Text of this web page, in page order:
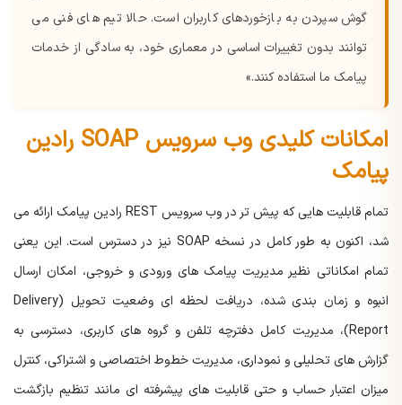
گوش سپردن به بازخوردهای کاربران است. حالا تیم های فنی می
توانند بدون تغییرات اساسی در معماری خود، به سادگی از خدمات
پیامک ما استفاده کنند.»
امکانات کلیدی وب سرویس SOAP رادین
پیامک
تمام قابلیت هایی که پیش تر در وب سرویس REST رادین پیامک ارائه می
شد، اکنون به طور کامل در نسخه SOAP نیز در دسترس است. این یعنی
تمام امکاناتی نظیر مدیریت پیامک های ورودی و خروجی، امکان ارسال
انبوه و زمان بندی شده، دریافت لحظه ای وضعیت تحویل (Delivery
Report)، مدیریت کامل دفترچه تلفن و گروه های کاربری، دسترسی به
گزارش های تحلیلی و نموداری، مدیریت خطوط اختصاصی و اشتراکی، کنترل
میزان اعتبار حساب و حتی قابلیت های پیشرفته ای مانند تنظیم بازگشت